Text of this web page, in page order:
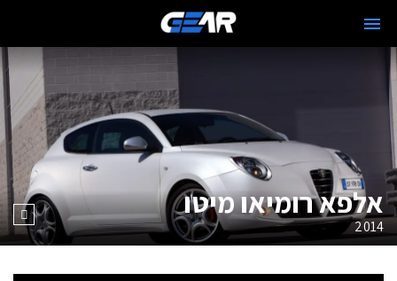
אלפא רומיאו מיטו
2014